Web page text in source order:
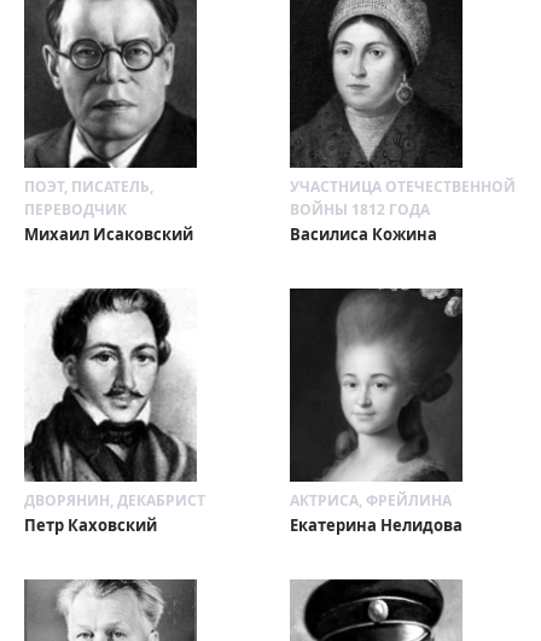
ПОЭТ, ПИСАТЕЛЬ,
ПЕРЕВОДЧИК
Михаил Исаковский
УЧАСТНИЦА ОТЕЧЕСТВЕННОЙ
ВОЙНЫ 1812 ГОДА
Василиса Кожина
ДВОРЯНИН, ДЕКАБРИСТ
Петр Каховский
АКТРИСА, ФРЕЙЛИНА
Екатерина Нелидова